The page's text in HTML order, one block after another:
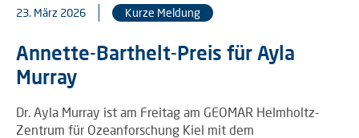
23. März 2026 Kurze Meldung
Annette-Barthelt-Preis für Ayla
Murray
Dr. Ayla Murray ist am Freitag am GEOMAR Helmholtz-
Zentrum für Ozeanforschung Kiel mit dem